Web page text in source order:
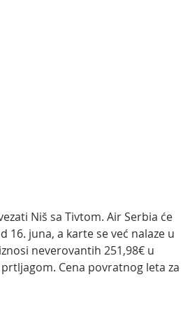
Niš sa Tivtom. Air Serbia će
juna, a karte se već nalaze u
neverovantih 251,98€ u
Cena povratnog leta za